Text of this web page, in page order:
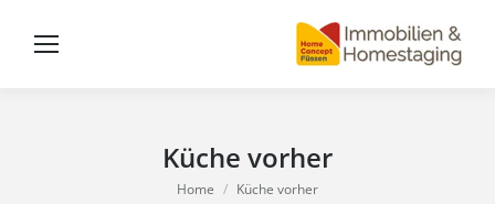
Küche vorher
You are here:
Home Küche vorher